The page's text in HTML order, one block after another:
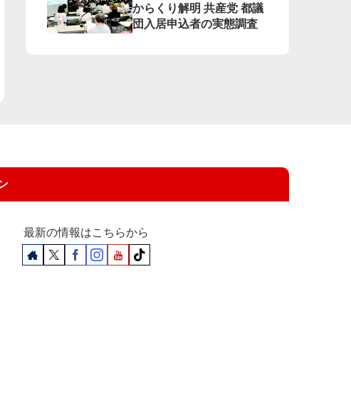
からくり解明 共産党 都議
団入居申込者の実態調査
最新の情報はこちらから